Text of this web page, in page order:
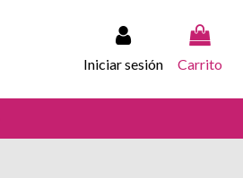
Iniciar sesión Carrito